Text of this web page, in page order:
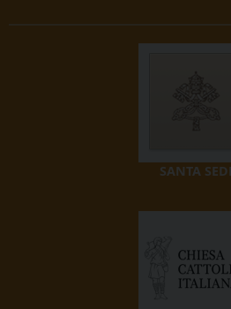
SANTA